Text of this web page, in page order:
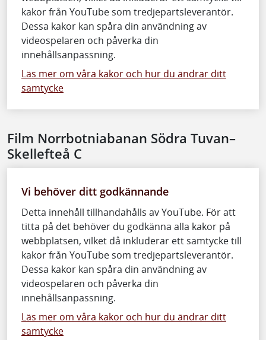
kakor från YouTube som tredjepartsleverantör.
Dessa kakor kan spåra din användning av
videospelaren och påverka din
innehållsanpassning.
Läs mer om våra kakor och hur du ändrar ditt
samtycke
Film Norrbotniabanan Södra Tuvan–
Skellefteå C
Vi behöver ditt godkännande
Detta innehåll tillhandahålls av YouTube. För att
titta på det behöver du godkänna alla kakor på
webbplatsen, vilket då inkluderar ett samtycke till
kakor från YouTube som tredjepartsleverantör.
Dessa kakor kan spåra din användning av
videospelaren och påverka din
innehållsanpassning.
Läs mer om våra kakor och hur du ändrar ditt
samtycke